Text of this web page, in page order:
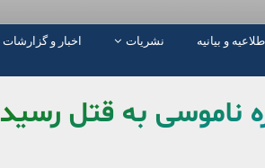
اطلاعیه و بیانیه نشریات اخبار و گزارشات
ناموسی به قتل رسید